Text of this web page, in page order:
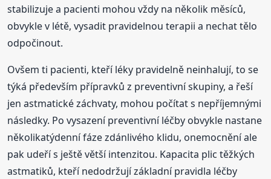
stabilizuje a pacienti mohou vždy na několik měsíců,
obvykle v létě, vysadit pravidelnou terapii a nechat tělo
odpočinout.
Ovšem ti pacienti, kteří léky pravidelně neinhalují, to se
týká především přípravků z preventivní skupiny, a řeší
jen astmatické záchvaty, mohou počítat s nepříjemnými
následky. Po vysazení preventivní léčby obvykle nastane
několikatýdenní fáze zdánlivého klidu, onemocnění ale
pak udeří s ještě větší intenzitou. Kapacita plic těžkých
astmatiků, kteří nedodržují základní pravidla léčby